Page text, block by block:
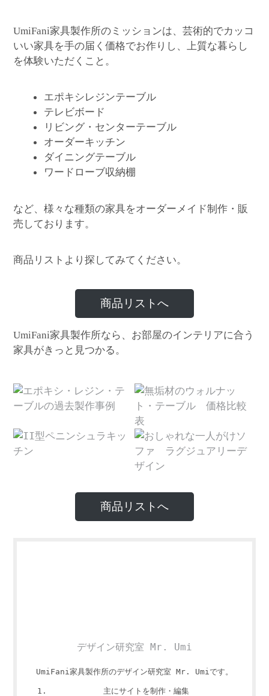
UmiFani家具製作所のミッションは、芸術的でカッコ
いい家具を手の届く価格でお作りし、上質な暮らし
を体験いただくこと。
エポキシレジンテーブル
テレビボード
リビング・センターテーブル
オーダーキッチン
ダイニングテーブル
ワードローブ収納棚
など、様々な種類の家具をオーダーメイド制作・販
売しております。
商品リストより探してみてください。
商品リストへ
UmiFani家具製作所なら、お部屋のインテリアに合う
家具がきっと見つかる。
商品リストへ
デザイン研究室 Mr. Umi
UmiFani家具製作所のデザイン研究室 Mr. Umiです。
主にサイトを制作・編集